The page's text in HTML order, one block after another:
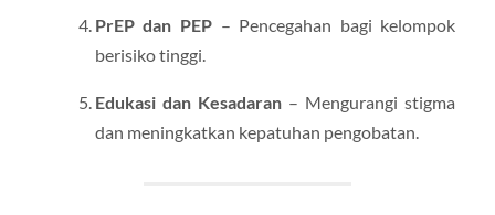
PrEP dan PEP– Pencegahan bagi kelompok
berisiko tinggi.
Edukasi dan Kesadaran– Mengurangi stigma
dan meningkatkan kepatuhan pengobatan.